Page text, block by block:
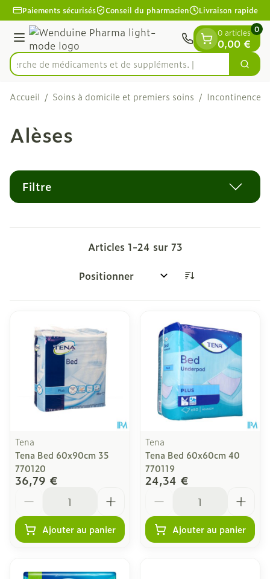
Aller au contenu
1 de 1
Paiements sécurisés Conseil du pharmacien Livraison rapide
Menu
Rechercher
Recherche de médicaments
0 articles
0,00 €
0
Accueil / Soins à domicile et premiers soins / Incontinence
Alèses
Filtre
Articles 1-24 sur 73
Trier par:
Tena
Tena Bed 60x90cm 35
770120
36,79 €
Ajouter au panier
Tena
Tena Bed 60x60cm 40
770119
24,34 €
Ajouter au panier